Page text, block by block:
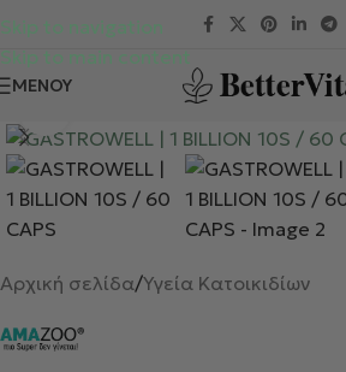
Skip to navigation
Skip to main content
ΜΕΝΟΎ
Κλικ για μεγέθυνση
Αρχική σελίδα/Υγεία Κατοικιδίων